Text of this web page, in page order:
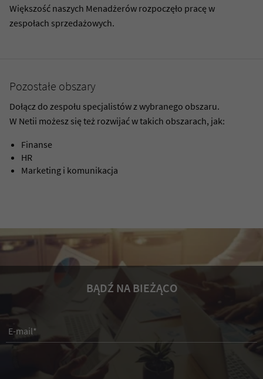
Większość naszych Menadżerów rozpoczęło pracę w
zespołach sprzedażowych.
Pozostałe obszary
Dołącz do zespołu specjalistów z wybranego obszaru.
W Netii możesz się też rozwijać w takich obszarach, jak:
Finanse
HR
Marketing i komunikacja
BĄDŹ NA BIEŻĄCO
E-mail*